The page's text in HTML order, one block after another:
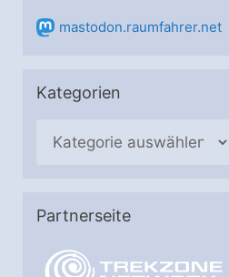
mastodon.raumfahrer.net
Kategorien
e
Partnerseite